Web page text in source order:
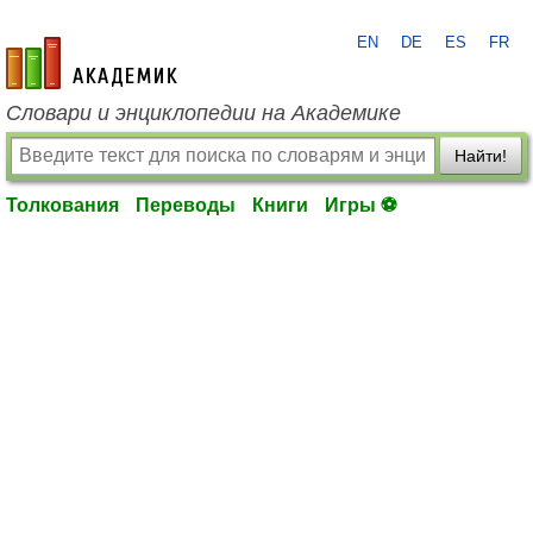
academic.ru
EN DE ES FR
Словари и энциклопедии на Академике
Найти!
Толкования Переводы Книги Игры ⚽